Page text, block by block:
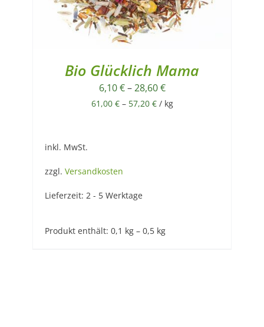
Bio Glücklich Mama
6,10€–28,60€
61,00 €– 57,20 €/ kg
inkl. MwSt.
zzgl. Versandkosten
Lieferzeit: 2 - 5 Werktage
Produkt enthält: 0,1 kg – 0,5 kg